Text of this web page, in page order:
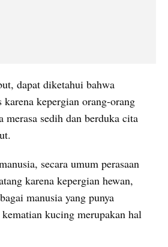
dapat diketahui bahwa
kepergian orang-orang
merasa sedih dan berduka cita
secara umum perasaan
karena kepergian hewan,
manusia yang punya
kucing merupakan hal